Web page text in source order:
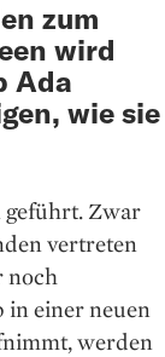
zum
wird
Ada
wie sie
geführt. Zwar
vertreten
noch
in einer neuen
werden